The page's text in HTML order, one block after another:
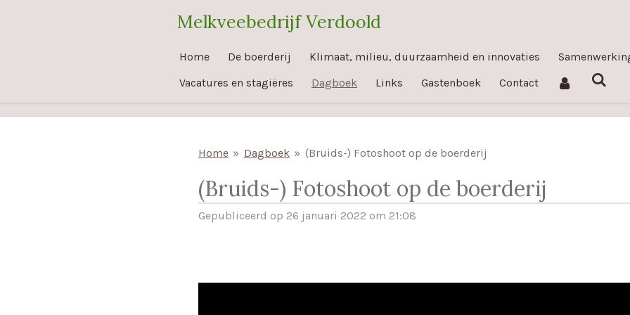
Melkveebedrijf Verdoold
Home De boerderij Klimaat, milieu, duurzaamheid en innovaties
Vacatures en stagiëres
Dagboek Links Gastenboek Contact
Home » Dagboek » (Bruids-) Fotoshoot op de boerderij
(Bruids-) Fotoshoot op de boerderij
Gepubliceerd op 26 januari 2022 om 21:08